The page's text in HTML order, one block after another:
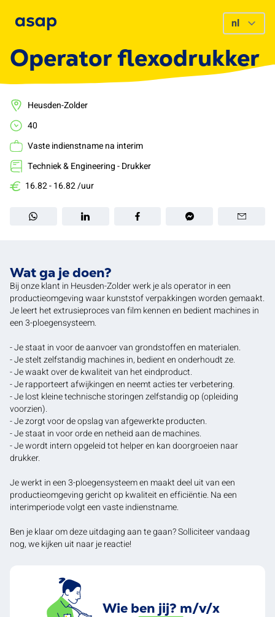
Operator flexodrukker
Heusden-Zolder
40
Vaste indienstname na interim
Techniek & Engineering - Drukker
16.82 - 16.82 /uur
Wat ga je doen?
Bij onze klant in Heusden-Zolder werk je als operator in een
productieomgeving waar kunststof verpakkingen worden gemaakt.
Je leert het extrusieproces van film kennen en bedient machines in
een 3-ploegensysteem.
- Je staat in voor de aanvoer van grondstoffen en materialen.
- Je stelt zelfstandig machines in, bedient en onderhoudt ze.
- Je waakt over de kwaliteit van het eindproduct.
- Je rapporteert afwijkingen en neemt acties ter verbetering.
- Je lost kleine technische storingen zelfstandig op (opleiding
voorzien).
- Je zorgt voor de opslag van afgewerkte producten.
- Je staat in voor orde en netheid aan de machines.
- Je wordt intern opgeleid tot helper en kan doorgroeien naar
drukker.
Je werkt in een 3-ploegensysteem en maakt deel uit van een
productieomgeving gericht op kwaliteit en efficiëntie. Na een
interimperiode volgt een vaste indienstname.
Ben je klaar om deze uitdaging aan te gaan? Solliciteer vandaag
nog, we kijken uit naar je reactie!
Wie ben jij? m/v/x